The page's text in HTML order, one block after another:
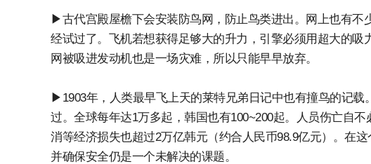
▶古代宫殿屋檐下会安装防鸟网，防止鸟类进出。网上也有
经试过了。飞机若想获得足够大的升力，引擎必须用超大的
网被吸进发动机也是一场灾难，所以只能早早放弃。
▶1903年，人类最早飞上天的莱特兄弟日记中也有撞鸟的记
过。全球每年达1万多起，韩国也有100~200起。人员伤亡自
消等经济损失也超过2万亿韩元（约合人民币98.9亿元）。在
并确保安全仍是一个未解决的课题。